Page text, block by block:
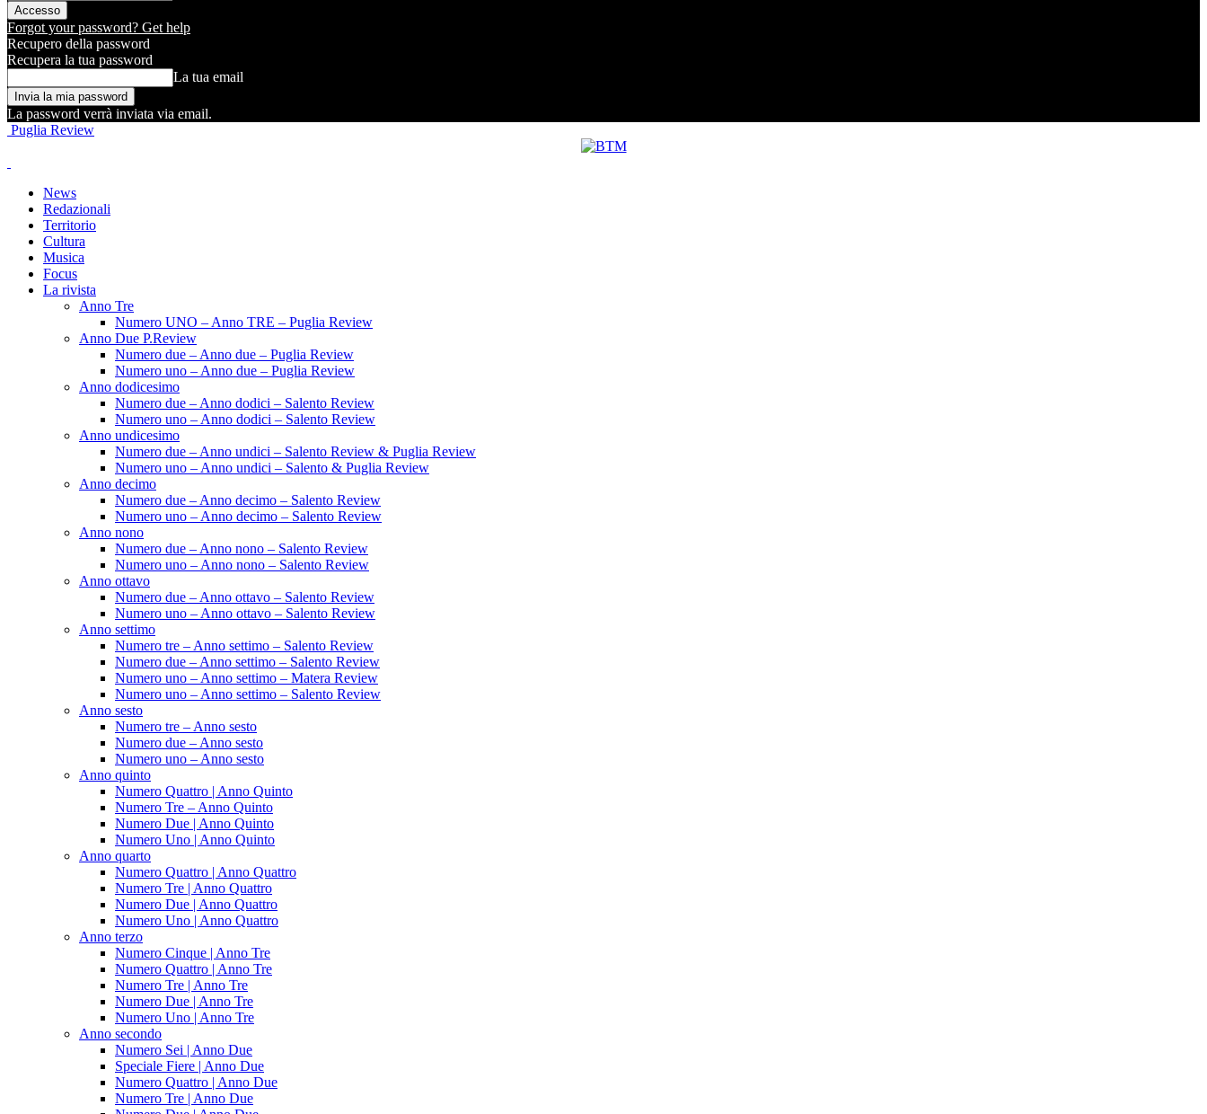
Forgot your password? Get help
Recupero della password
Recupera la tua password
La tua email
La password verrà inviata via email.
Puglia Review
News
Redazionali
Territorio
Cultura
Musica
Focus
La rivista
Anno Tre
Numero UNO – Anno TRE – Puglia Review
Anno Due P.Review
Numero due – Anno due – Puglia Review
Numero uno – Anno due – Puglia Review
Anno dodicesimo
Numero due – Anno dodici – Salento Review
Numero uno – Anno dodici – Salento Review
Anno undicesimo
Numero due – Anno undici – Salento Review & Puglia Review
Numero uno – Anno undici – Salento & Puglia Review
Anno decimo
Numero due – Anno decimo – Salento Review
Numero uno – Anno decimo – Salento Review
Anno nono
Numero due – Anno nono – Salento Review
Numero uno – Anno nono – Salento Review
Anno ottavo
Numero due – Anno ottavo – Salento Review
Numero uno – Anno ottavo – Salento Review
Anno settimo
Numero tre – Anno settimo – Salento Review
Numero due – Anno settimo – Salento Review
Numero uno – Anno settimo – Matera Review
Numero uno – Anno settimo – Salento Review
Anno sesto
Numero tre – Anno sesto
Numero due – Anno sesto
Numero uno – Anno sesto
Anno quinto
Numero Quattro | Anno Quinto
Numero Tre – Anno Quinto
Numero Due | Anno Quinto
Numero Uno | Anno Quinto
Anno quarto
Numero Quattro | Anno Quattro
Numero Tre | Anno Quattro
Numero Due | Anno Quattro
Numero Uno | Anno Quattro
Anno terzo
Numero Cinque | Anno Tre
Numero Quattro | Anno Tre
Numero Tre | Anno Tre
Numero Due | Anno Tre
Numero Uno | Anno Tre
Anno secondo
Numero Sei | Anno Due
Speciale Fiere | Anno Due
Numero Quattro | Anno Due
Numero Tre | Anno Due